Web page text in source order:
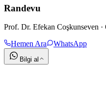
Randevu
Prof. Dr. Efekan Coşkunseven ·
Hemen Ara
WhatsApp
Bilgi al